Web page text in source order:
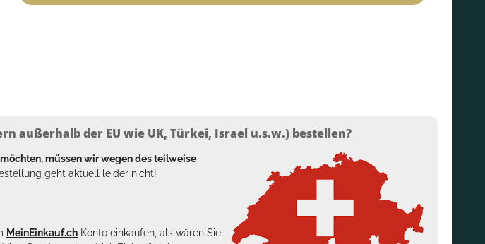
außerhalb der EU wie UK, Türkei, Israel u.s.w.) bestellen?
müssen wir wegen des teilweise
geht aktuell leider nicht!
MeinEinkauf.ch Konto einkaufen, als wären Sie